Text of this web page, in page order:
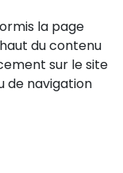
la page
du contenu
sur le site
de navigation